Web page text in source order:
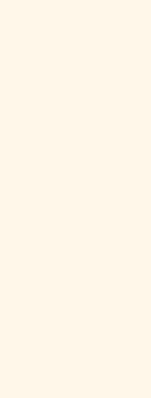
年最新】三重県のパン